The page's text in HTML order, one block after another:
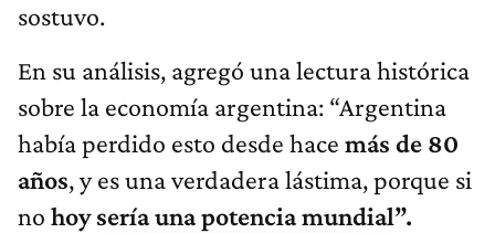
sostuvo.
En su análisis, agregó una lectura histórica
sobre la economía argentina: “Argentina
había perdido esto desde hace más de 80
años, y es una verdadera lástima, porque si
no hoy sería una potencia mundial”.